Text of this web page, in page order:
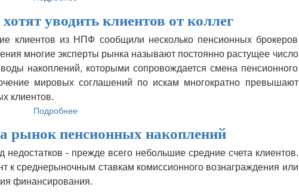
«Будущее»
приостановил
работу
с
агентами
уводить клиентов от коллег
клиентов из НПФ сообщили несколько пенсионных брокеров
многие эксперты рынка называют постоянно растущее число
накоплений, которыми сопровождается смена пенсионного
мировых соглашений по искам многократно превышают
клиентов.
Подробнее
НПФ
хотят
уводить
клиентов
пенсионных накоплений
недостатков - прежде всего небольшие средние счета клиентов.
к среднерыночным ставкам комиссионного вознаграждения или
финансирования.